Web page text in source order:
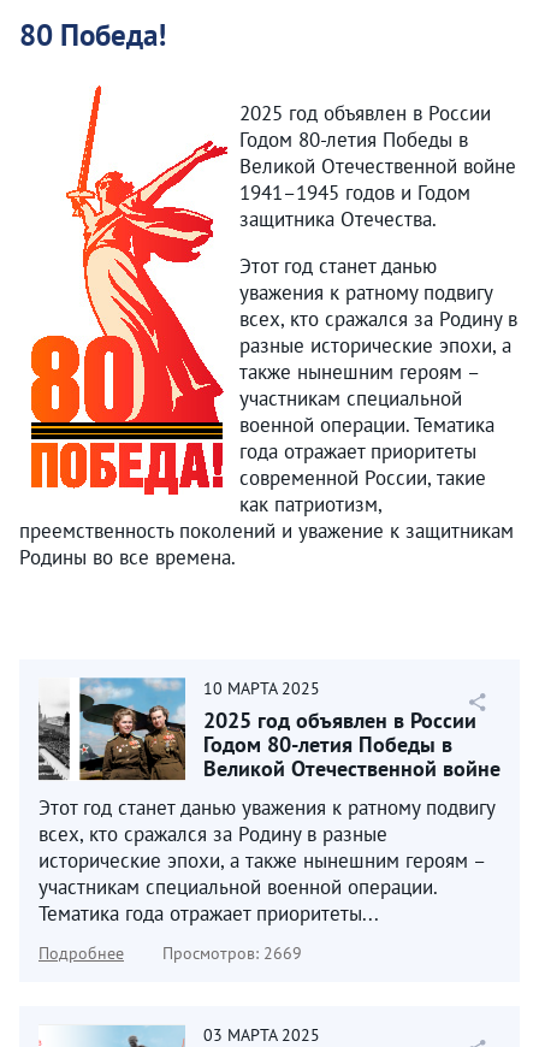
80 Победа!
2025 год объявлен в России
Годом 80-летия Победы в
Великой Отечественной войне
1941–1945 годов и Годом
защитника Отечества.
Этот год станет данью
уважения к ратному подвигу
всех, кто сражался за Родину в
разные исторические эпохи, а
также нынешним героям –
участникам специальной
военной операции. Тематика
года отражает приоритеты
современной России, такие
как патриотизм,
преемственность поколений и уважение к защитникам
Родины во все времена.
10 МАРТА 2025
2025 год объявлен в России
Годом 80-летия Победы в
Великой Отечественной войне
Этот год станет данью уважения к ратному подвигу
всех, кто сражался за Родину в разные
исторические эпохи, а также нынешним героям –
участникам специальной военной операции.
Тематика года отражает приоритеты...
Подробнее Просмотров: 2669
03 МАРТА 2025